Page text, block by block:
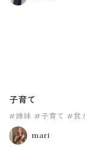
子育て
#姉妹 #子育て #我
mari